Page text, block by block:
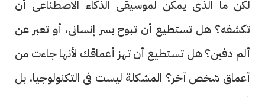
لكن ما الذى يمكن لموسيقى الذكاء الاصطناعى أن
تكشفه؟ هل تستطيع أن تبوح بسر إنسانى، أو تعبر عن
ألم دفين؟ هل تستطيع أن تهز أعماقك لأنها جاءت من
أعماق شخص آخر؟ المشكلة ليست فى التكنولوجيا، بل